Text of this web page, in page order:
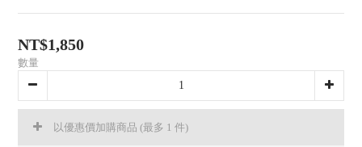
NT$1,850
數量
以優惠價加購商品 (最多 1 件)